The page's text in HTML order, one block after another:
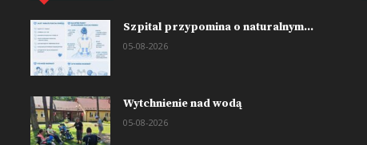
Szpital przypomina o naturalnym...
05-08-2026
Wytchnienie nad wodą
05-08-2026